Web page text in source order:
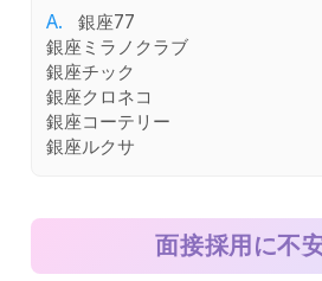
A.
銀座77
銀座ミラノクラブ
銀座チック
銀座クロネコ
銀座コーテリー
銀座ルクサ
面接採用に不